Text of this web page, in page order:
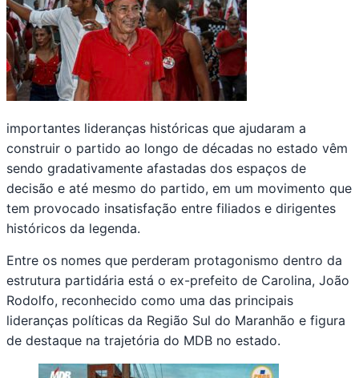
importantes lideranças históricas que ajudaram a
construir o partido ao longo de décadas no estado vêm
sendo gradativamente afastadas dos espaços de
decisão e até mesmo do partido, em um movimento que
tem provocado insatisfação entre filiados e dirigentes
históricos da legenda.
Entre os nomes que perderam protagonismo dentro da
estrutura partidária está o ex-prefeito de Carolina, João
Rodolfo, reconhecido como uma das principais
lideranças políticas da Região Sul do Maranhão e figura
de destaque na trajetória do MDB no estado.